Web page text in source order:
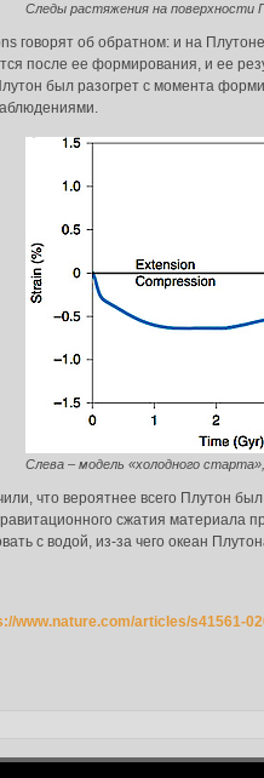
Следы растяжения на поверхности
говорят об обратном: и на
после ее формирования, и ее
был разогрет с момента
Слева – модель «холодного старта»,
что вероятнее всего Плутон
сжатия
с водой, из-за чего океан
www.nature.com/articles/s41561-
пароль для входа в систему: